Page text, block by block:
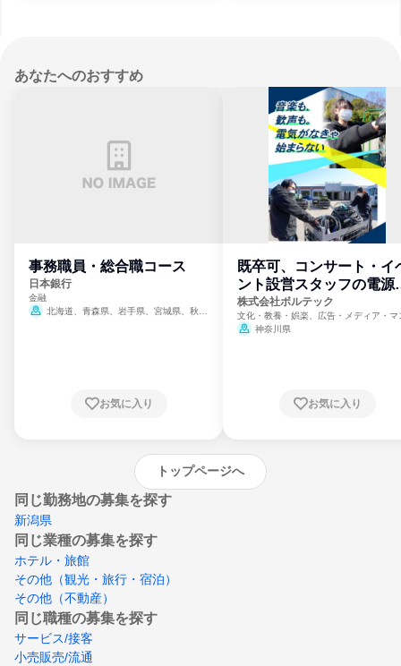
あなたへのおすすめ
事務職員・総合職コース
日本銀行
金融
北海道、青森県、岩手県、宮城県、秋田
崎県、熊本県、大分県、宮崎県、鹿児島県、
お気に入り
既卒可、コンサート・イ
ント設営スタッフの電源
門
株式会社ボルテック
文化・教養・娯楽、広告・メディア・マ
ミ、電力・ガス・水道・エネルギー
神奈川県
お気に入り
トップページへ
同じ勤務地の募集を探す
新潟県
同じ業種の募集を探す
ホテル・旅館
その他（観光・旅行・宿泊）
その他（不動産）
同じ職種の募集を探す
サービス/接客
小売販売/流通